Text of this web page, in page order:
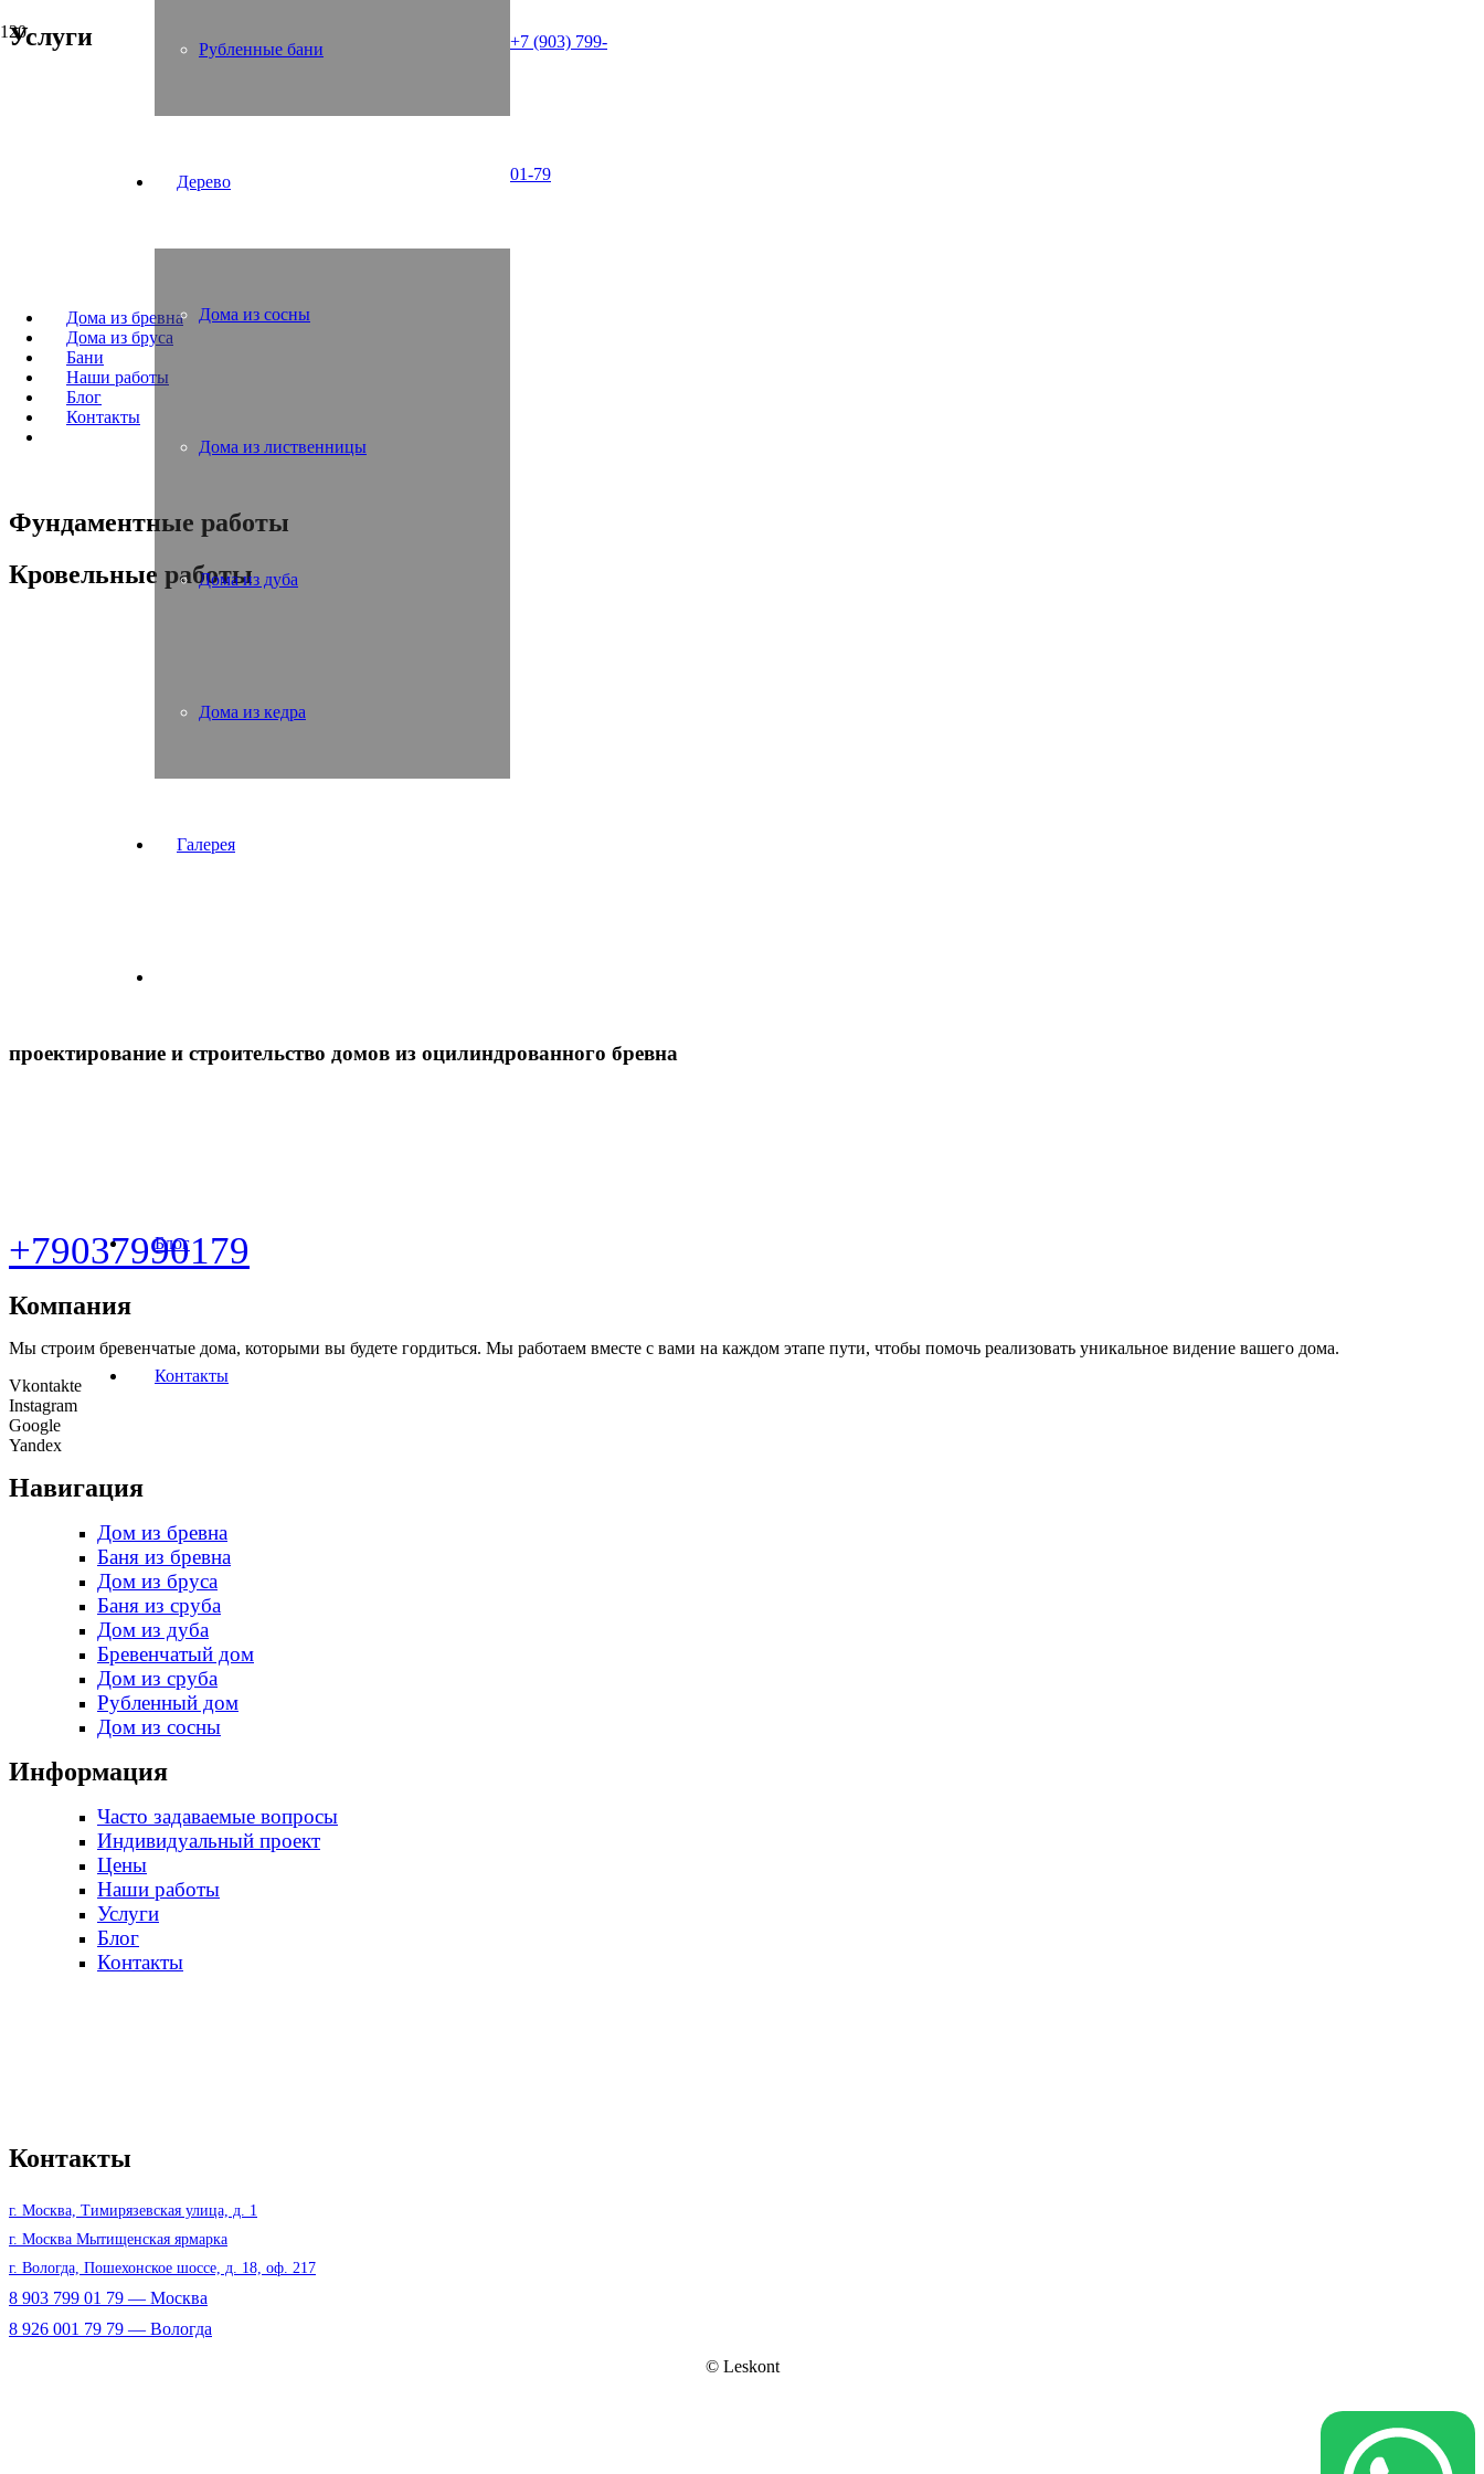
Рубленные бани
Дерево
Дома из сосны
Дома из лиственницы
Дома из дуба
Дома из кедра
Галерея
Блог
Контакты
+7 (903) 799-
01-79
Дома из бревна
Дома из бруса
Бани
Наши работы
Блог
Контакты
Услуги
Фундаментные работы
Кровельные работы
проектирование и строительство домов из оцилиндрованного бревна
+79037990179
Компания
Мы строим бревенчатые дома, которыми вы будете гордиться. Мы работаем вместе с вами на каждом этапе пути, чтобы помочь реализовать уникальное видение вашего дома.
Vkontakte
Instagram
Google
Yandex
Навигация
Дом из бревна
Баня из бревна
Дом из бруса
Баня из сруба
Дом из дуба
Бревенчатый дом
Дом из сруба
Рубленный дом
Дом из сосны
Информация
Часто задаваемые вопросы
Индивидуальный проект
Цены
Наши работы
Услуги
Блог
Контакты
Контакты
г. Москва, Тимирязевская улица, д. 1
г. Москва Мытищенская ярмарка
г. Вологда, Пошехонское шоссе, д. 18, оф. 217
8 903 799 01 79 — Москва
8 926 001 79 79 — Вологда
© Leskont